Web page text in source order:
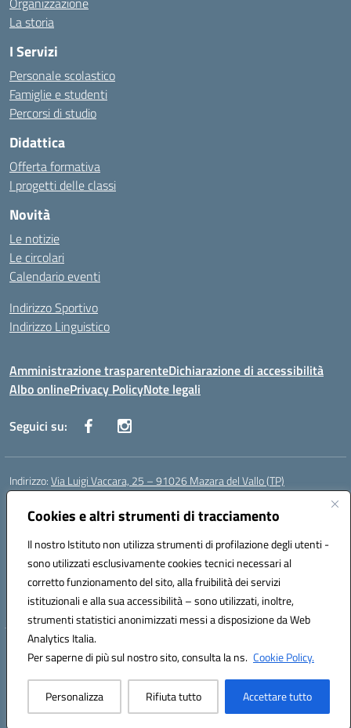
Cookies e altri strumenti di tracciamento
Il nostro Istituto non utilizza strumenti di profilazione degli utenti -
sono utilizzati esclusivamente cookies tecnici necessari al
corretto funzionamento del sito, alla fruibilità dei servizi
istituzionali e alla sua accessibilità – sono utilizzati, inoltre,
strumenti statistici anonimizzati messi a disposizione da Web
Analytics Italia.
Per saperne di più sul nostro sito, consulta la ns. Cookie Policy.
Personalizza Rifiuta tutto Accettare tutto
La storia
I Servizi
Personale scolastico
Famiglie e studenti
Percorsi di studio
Didattica
Offerta formativa
I progetti delle classi
Novità
Le notizie
Le circolari
Calendario eventi
Indirizzo Sportivo
Indirizzo Linguistico
Amministrazione trasparenteDichiarazione di accessibilità
Albo onlinePrivacy PolicyNote legali
Seguici su:
Indirizzo:Via Luigi Vaccara, 25 – 91026 Mazara del Vallo (TP)
Centralino:
Posta elettronica certificata (PEC):tpic843007@pec.istruzione.it
Codice fiscale: 91036660818
Codice meccanografico:tpic843007
Codice Indice delle Pubbliche Amministrazioni (IPA): icggp
Codice unico di fatturazione (CUF): UFYPS3
Hosting & Powered by 3D Solution S.r.l.
Concept & Design by Designers Italia